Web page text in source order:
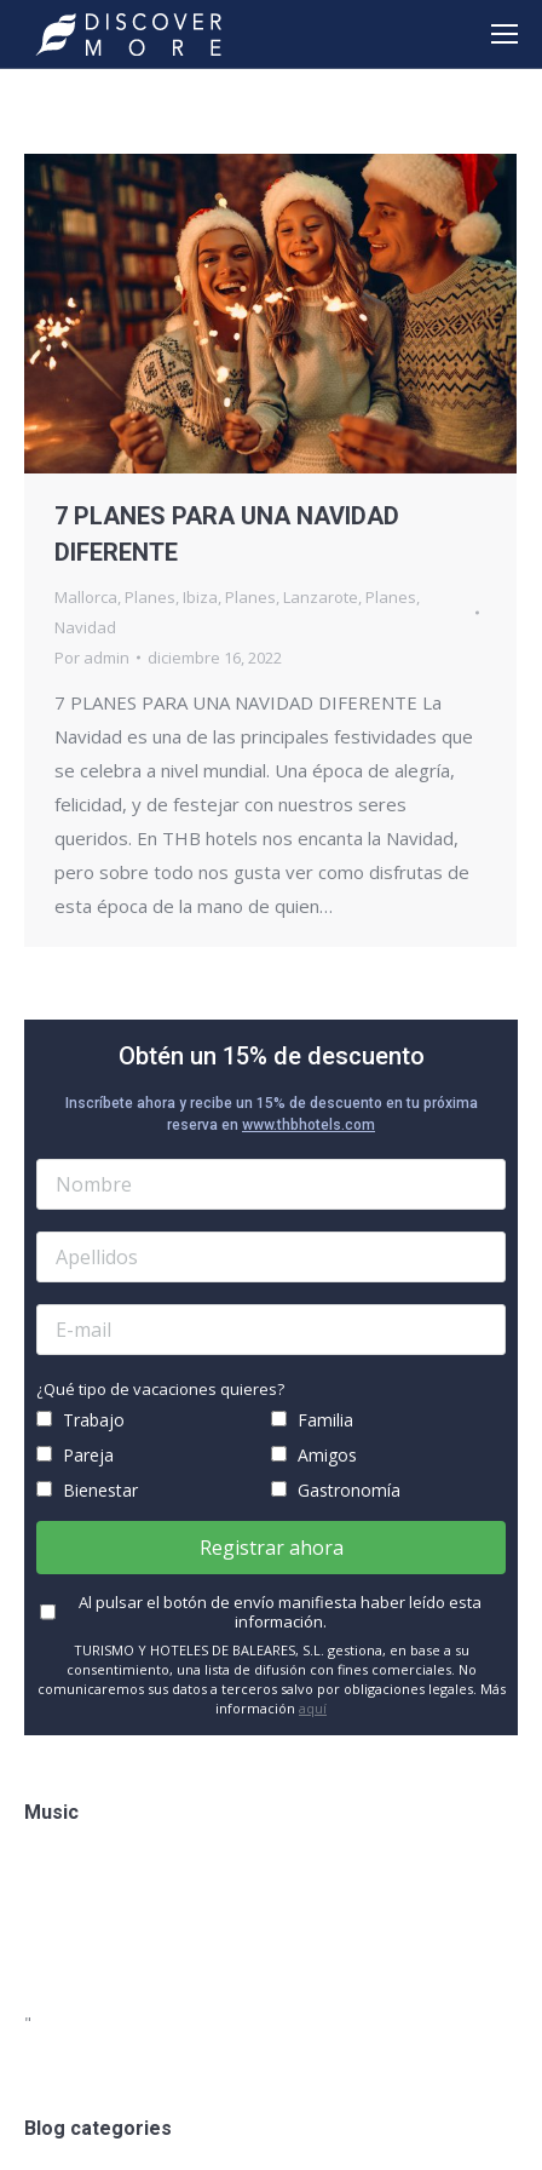
7 PLANES PARA UNA NAVIDAD
DIFERENTE
Mallorca, Planes, Ibiza, Planes, Lanzarote, Planes,
Navidad
Por admin diciembre 16, 2022
7 PLANES PARA UNA NAVIDAD DIFERENTE La
Navidad es una de las principales festividades que
se celebra a nivel mundial. Una época de alegría,
felicidad, y de festejar con nuestros seres
queridos. En THB hotels nos encanta la Navidad,
pero sobre todo nos gusta ver como disfrutas de
esta época de la mano de quien…
Obtén un 15% de descuento
Inscríbete ahora y recibe un 15% de descuento en tu próxima
reserva en www.thbhotels.com
¿Qué tipo de vacaciones quieres?
Trabajo
Familia
Pareja
Amigos
Bienestar
Gastronomía
Registrar ahora
Al pulsar el botón de envío manifiesta haber leído esta
información.
TURISMO Y HOTELES DE BALEARES, S.L. gestiona, en base a su
consentimiento, una lista de difusión con fines comerciales. No
comunicaremos sus datos a terceros salvo por obligaciones legales. Más
información aquí
Music
"
Blog categories